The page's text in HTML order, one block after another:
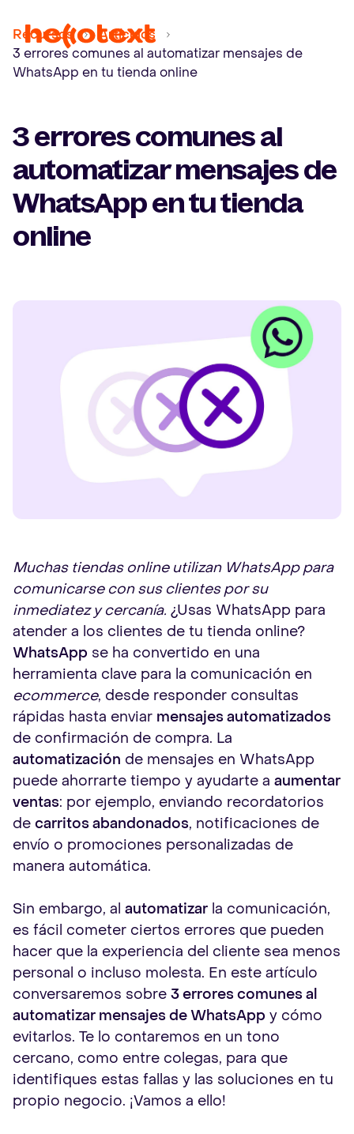
Recursos
Artículos
3 errores comunes al automatizar mensajes de
WhatsApp en tu tienda online
3 errores comunes al
automatizar mensajes de
WhatsApp en tu tienda
online
Muchas tiendas online utilizan WhatsApp para
comunicarse con sus clientes por su
inmediatez y cercanía. ¿Usas WhatsApp para
atender a los clientes de tu tienda online?
WhatsApp se ha convertido en una
herramienta clave para la comunicación en
ecommerce, desde responder consultas
rápidas hasta enviar mensajes automatizados
de confirmación de compra. La
automatización de mensajes en WhatsApp
puede ahorrarte tiempo y ayudarte a aumentar
ventas: por ejemplo, enviando recordatorios
de carritos abandonados, notificaciones de
envío o promociones personalizadas de
manera automática.
Sin embargo, al automatizar la comunicación,
es fácil cometer ciertos errores que pueden
hacer que la experiencia del cliente sea menos
personal o incluso molesta. En este artículo
conversaremos sobre 3 errores comunes al
automatizar mensajes de WhatsApp y cómo
evitarlos. Te lo contaremos en un tono
cercano, como entre colegas, para que
identifiques estas fallas y las soluciones en tu
propio negocio. ¡Vamos a ello!